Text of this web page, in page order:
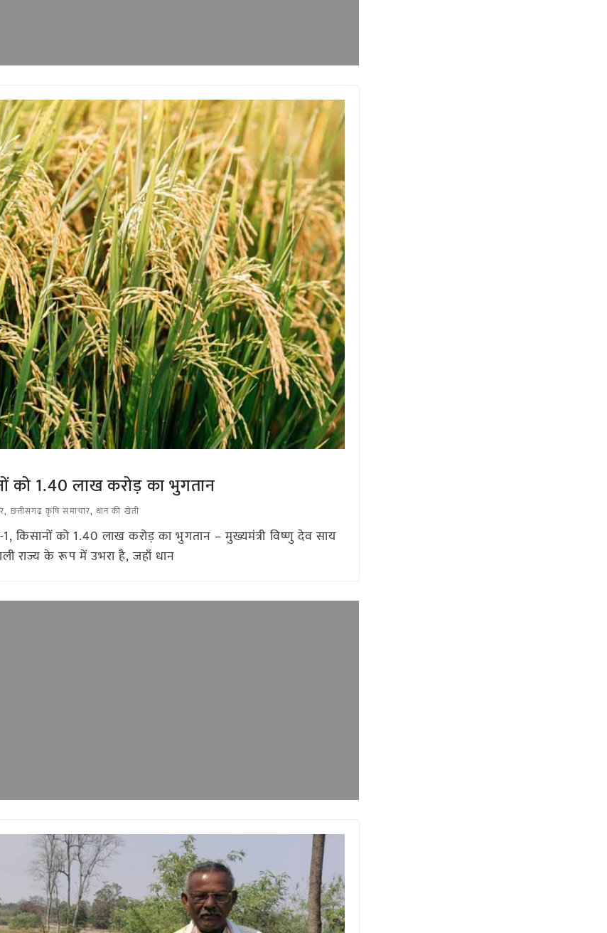
को 1.40 लाख करोड़ का भुगतान
, छत्तीसगढ़ कृषि समाचार,धान की खेती
किसानों को 1.40 लाख करोड़ का भुगतान – मुख्यमंत्री विष्णु देव साय
राज्य के रूप में उभरा है, जहाँ धान